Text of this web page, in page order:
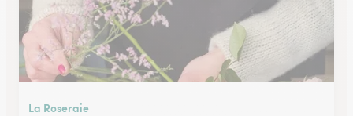
La Roseraie